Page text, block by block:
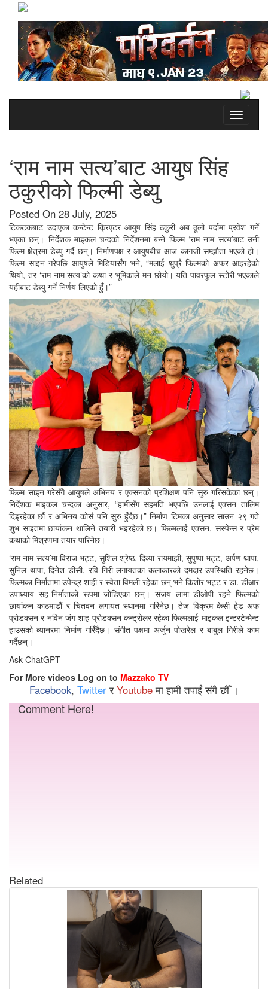
Toggle
‘राम नाम सत्य’बाट आयुष सिंह
ठकुरीको फिल्मी डेब्यु
Posted On 28 July, 2025
टिकटकबाट उदाएका कन्टेन्ट क्रिएटर आयुष सिंह ठकुरी अब ठूलो पर्दामा प्रवेश गर्ने
भएका छन्। निर्देशक माइकल चन्दको निर्देशनमा बन्ने फिल्म ‘राम नाम सत्य’बाट उनी
फिल्म क्षेत्रमा डेब्यु गर्दै छन्। निर्माणपक्ष र आयुषबीच आज कागजी सम्झौता भएको हो।
फिल्म साइन गरेपछि आयुषले मिडियासँग भने, “मलाई थुप्रै फिल्मको अफर आइरहेको
थियो, तर ‘राम नाम सत्य’को कथा र भूमिकाले मन छोयो। यति पावरफूल स्टोरी भएकाले
यहीबाट डेब्यु गर्ने निर्णय लिएको हुँ।”
फिल्म साइन गरेसँगै आयुषले अभिनय र एक्सनको प्रशिक्षण पनि सुरु गरिसकेका छन्।
निर्देशक माइकल चन्दका अनुसार, “हामीसँग सहमति भएपछि उनलाई एक्सन तालिम
दिइरहेका छौं र अभिनय कोर्स पनि सुरु हुँदैछ।” निर्माण टिमका अनुसार साउन २९ गते
शुभ साइतमा छायांकन थालिने तयारी भइरहेको छ। फिल्मलाई एक्सन, सस्पेन्स र प्रेम
कथाको मिश्रणमा तयार पारिनेछ।
‘राम नाम सत्य’मा विराज भट्ट, सुशिल श्रेष्ठ, दिव्या रायमाझी, सुपुष्पा भट्ट, अर्पण थापा,
सुनिल थापा, दिनेश डीसी, रवि गिरी लगायतका कलाकारको दमदार उपस्थिति रहनेछ।
फिल्मका निर्मातामा उपेन्द्र शाही र स्वेता विमली रहेका छन् भने किशोर भट्ट र डा. डीआर
उपाध्याय सह-निर्माताको रूपमा जोडिएका छन्। संजय लामा डीओपी रहने फिल्मको
छायांकन काठमाडौं र चितवन लगायत स्थानमा गरिनेछ। तेज विक्रम केसी हेड अफ
प्रोडक्सन र नविन जंग शाह प्रोडक्सन कन्ट्रोलर रहेका फिल्मलाई माइकल इन्टरटेन्मेन्ट
हाउसको ब्यानरमा निर्माण गरिँदैछ। संगीत पक्षमा अर्जुन पोखरेल र बाबुल गिरीले काम
गर्दैछन्।
Ask ChatGPT
For More videos Log on to Mazzako TV
Facebook, TwitterरYoutubeमा हामी तपाईं संगै छौँ ।
Comment Here!
Related